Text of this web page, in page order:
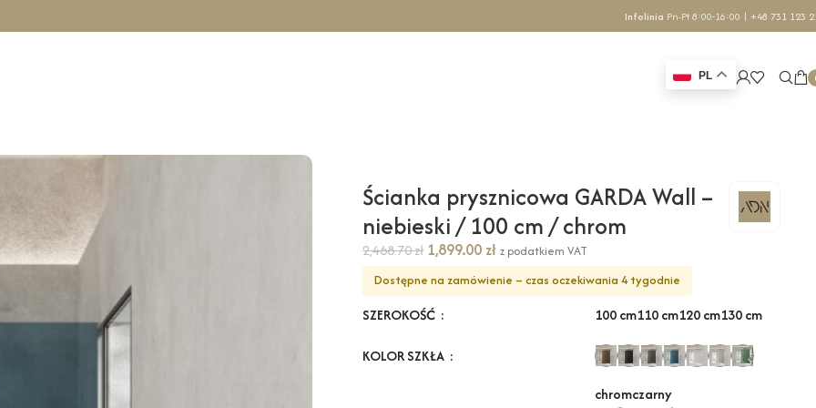
Infolinia Pn-Pt 8:00-16:00 | +48 731 123
PL
Ścianka prysznicowa GARDA Wall –
niebieski / 100 cm / chrom
2,468.70zł 1,899.00 zł z podatkiem VAT
Dostępne na zamówienie – czas oczekiwania 4 tygodnie
SZEROKOŚĆ 100 cm110 cm120 cm130 cm
KOLOR SZKŁA
chromczarny